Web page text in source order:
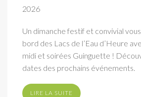
2026
Un dimanche festif et convivial
bord des Lacs de l’Eau d’Heure
midi et soirées Guinguette !
dates des prochains événements.
LIRE LA SUITE